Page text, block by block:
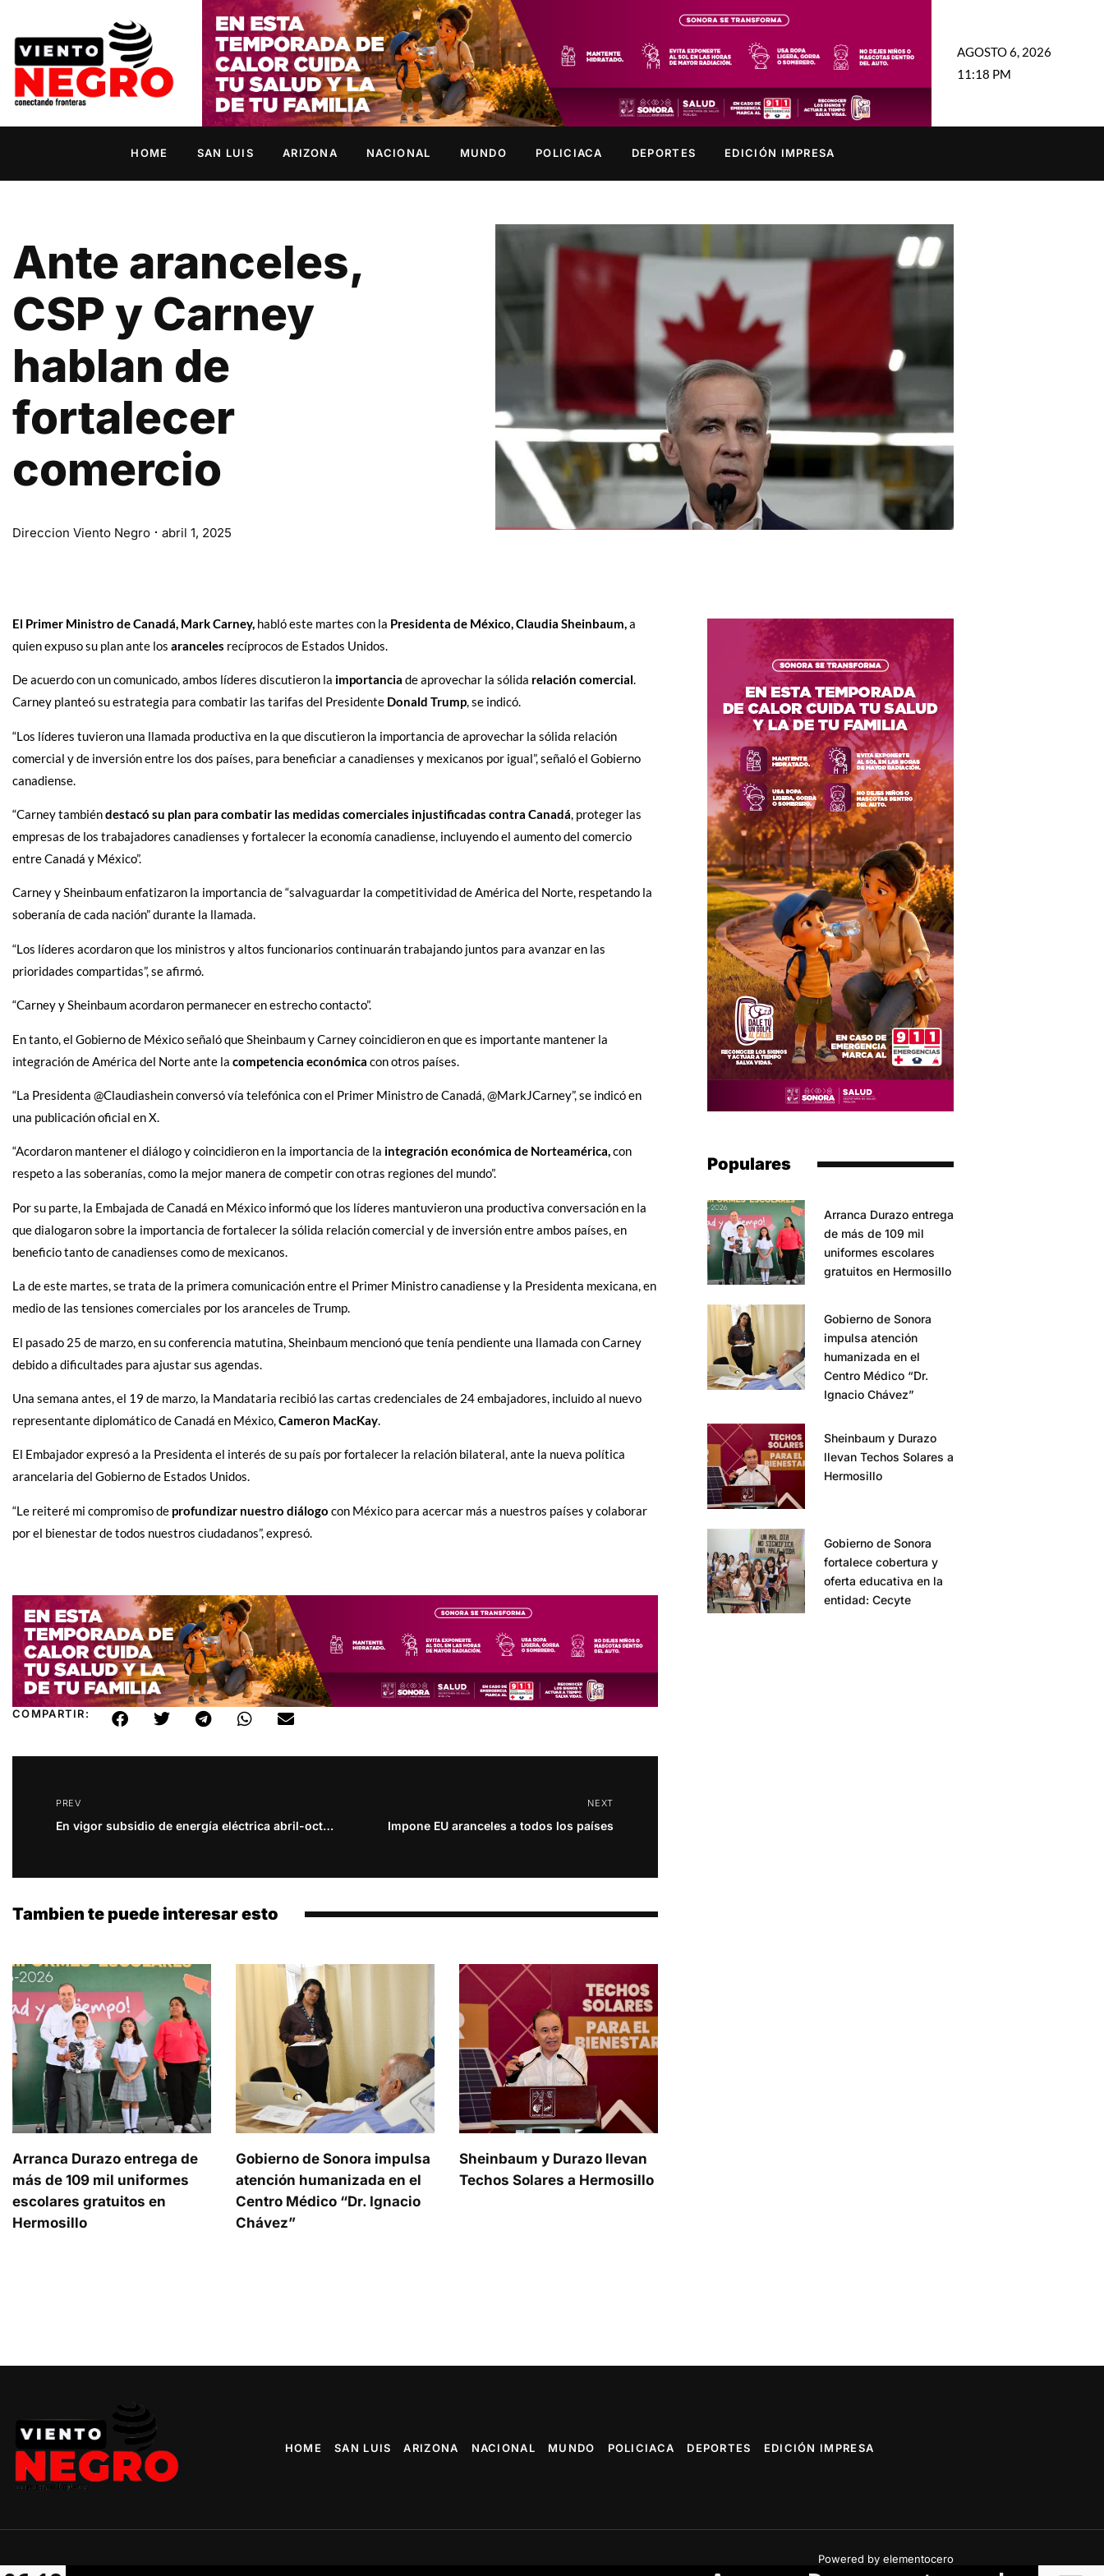
AGOSTO 6, 2026
11:18 PM
HOME SAN LUIS ARIZONA NACIONAL MUNDO POLICIACA DEPORTES EDICIÓN IMPRESA
Ante aranceles,
CSP y Carney
hablan de
fortalecer
comercio
Direccion Viento Negro abril 1, 2025
El Primer Ministro de Canadá, Mark Carney, habló este martes con la Presidenta de México, Claudia Sheinbaum,a
quien expuso su plan ante los aranceles recíprocos de Estados Unidos.
De acuerdo con un comunicado, ambos líderes discutieron la importancia de aprovechar la sólida relación comercial.
Carney planteó su estrategia para combatir las tarifas del Presidente Donald Trump, se indicó.
“Los líderes tuvieron una llamada productiva en la que discutieron la importancia de aprovechar la sólida relación
comercial y de inversión entre los dos países, para beneficiar a canadienses y mexicanos por igual”, señaló el Gobierno
canadiense.
“Carney tambiéndestacó su plan para combatir las medidas comerciales injustificadas contra Canadá, proteger las
empresas de los trabajadores canadienses y fortalecer la economía canadiense, incluyendo el aumento del comercio
entre Canadá y México”.
Carney y Sheinbaum enfatizaron la importancia de “salvaguardar la competitividad de América del Norte, respetando la
soberanía de cada nación” durante la llamada.
“Los líderes acordaron que los ministros y altos funcionarios continuarán trabajando juntos para avanzar en las
prioridades compartidas”, se afirmó.
“Carney y Sheinbaum acordaron permanecer en estrecho contacto”.
En tanto, el Gobierno de México señaló que Sheinbaum y Carney coincidieron en que es importante mantener la
integración de América del Norte ante la competencia económica con otros países.
“La Presidenta @Claudiashein conversó vía telefónica con el Primer Ministro de Canadá, @MarkJCarney”, se indicó en
una publicación oficial en X.
“Acordaron mantener el diálogo y coincidieron en la importancia de la integración económica de Norteamérica,con
respeto a las soberanías, como la mejor manera de competir con otras regiones del mundo”.
Por su parte, la Embajada de Canadá en México informó que los líderes mantuvieron una productiva conversación en la
que dialogaron sobre la importancia de fortalecer la sólida relación comercial y de inversión entre ambos países, en
beneficio tanto de canadienses como de mexicanos.
La de este martes, se trata de la primera comunicación entre el Primer Ministro canadiense y la Presidenta mexicana, en
medio de las tensiones comerciales por los aranceles de Trump.
El pasado 25 de marzo, en su conferencia matutina, Sheinbaum mencionó que tenía pendiente una llamada con Carney
debido a dificultades para ajustar sus agendas.
Una semana antes, el 19 de marzo, la Mandataria recibió las cartas credenciales de 24 embajadores, incluido al nuevo
representante diplomático de Canadá en México,Cameron MacKay.
El Embajador expresó a la Presidenta el interés de su país por fortalecer la relación bilateral, ante la nueva política
arancelaria del Gobierno de Estados Unidos.
“Le reiteré mi compromiso de profundizar nuestro diálogo con México para acercar más a nuestros países y colaborar
por el bienestar de todos nuestros ciudadanos”, expresó.
COMPARTIR:
PREV
En vigor subsidio de energía eléctrica abril-octubre
NEXT
Impone EU aranceles a todos los países
Tambien te puede interesar esto
Arranca Durazo entrega de
más de 109 mil uniformes
escolares gratuitos en
Hermosillo
Gobierno de Sonora impulsa
atención humanizada en el
Centro Médico “Dr. Ignacio
Chávez”
Sheinbaum y Durazo llevan
Techos Solares a Hermosillo
Populares
Arranca Durazo entrega
de más de 109 mil
uniformes escolares
gratuitos en Hermosillo
Gobierno de Sonora
impulsa atención
humanizada en el
Centro Médico “Dr.
Ignacio Chávez”
Sheinbaum y Durazo
llevan Techos Solares a
Hermosillo
Gobierno de Sonora
fortalece cobertura y
oferta educativa en la
entidad: Cecyte
HOME SAN LUIS ARIZONA NACIONAL MUNDO POLICIACA DEPORTES EDICIÓN IMPRESA
Powered by elementocero